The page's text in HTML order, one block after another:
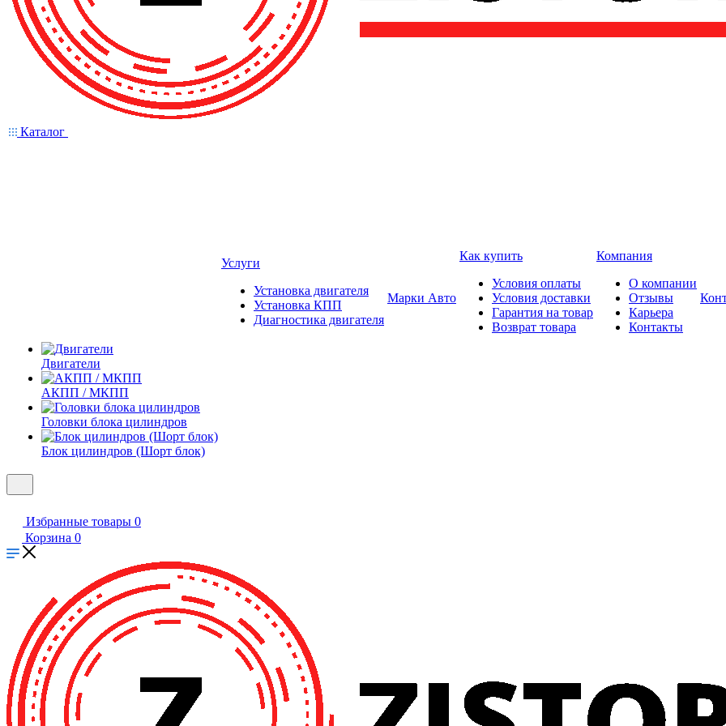
Каталог
Двигатели
АКПП / МКПП
Головки блока цилиндров
Блок цилиндров (Шорт блок)
Услуги
Установка двигателя
Установка КПП
Диагностика двигателя
Марки Авто
Как купить
Условия оплаты
Условия доставки
Гарантия на товар
Возврат товара
Компания
О компании
Отзывы
Карьера
Контакты
Избранные товары 0
Корзина 0